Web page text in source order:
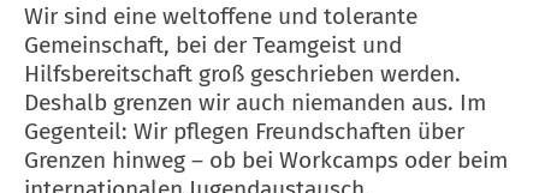
Wir sind eine weltoffene und tolerante
Gemeinschaft, bei der Teamgeist und
Hilfsbereitschaft groß geschrieben werden.
Deshalb grenzen wir auch niemanden aus. Im
Gegenteil: Wir pflegen Freundschaften über
Grenzen hinweg – ob bei Workcamps oder beim